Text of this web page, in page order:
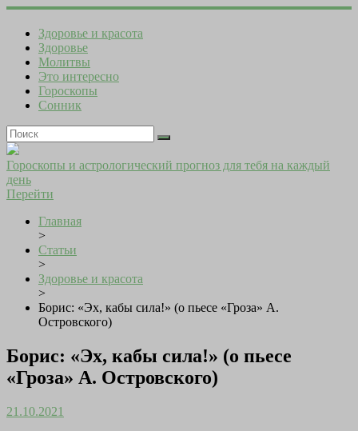
Здоровье и красота
Здоровье
Молитвы
Это интересно
Гороскопы
Сонник
Гороскопы и астрологический прогноз для тебя на каждый
день
Перейти
Главная
>
Статьи
>
Здоровье и красота
>
Борис: «Эх, кабы сила!» (о пьесе «Гроза» А.
Островского)
Борис: «Эх, кабы сила!» (о пьесе
«Гроза» А. Островского)
21.10.2021